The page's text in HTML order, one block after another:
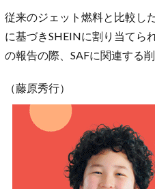
従来のジェット燃料と比較し
に基づきSHEINに割り当てら
の報告の際、SAFに関連する
（藤原秀行）